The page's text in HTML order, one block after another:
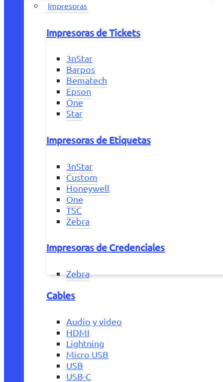
Impresoras
Impresoras de Tickets
3nStar
Barpos
Bematech
Epson
One
Star
Impresoras de Etiquetas
3nStar
Custom
Honeywell
One
TSC
Zebra
Impresoras de Credenciales
Zebra
Cables
Audio y vídeo
HDMI
Lightning
Micro USB
USB
USB-C